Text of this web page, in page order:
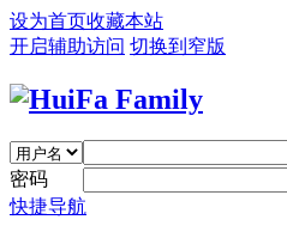
设为首页收藏本站
开启辅助访问 切换到窄版
密码
快捷导航